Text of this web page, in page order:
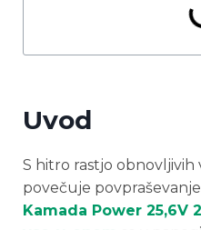
Uvod
S hitro rastjo obnovljivih
povečuje
Kamada Power 25,6V